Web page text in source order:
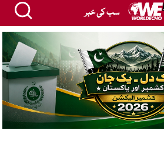
سب کی خبر